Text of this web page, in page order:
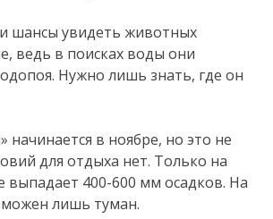
шансы увидеть животных
ведь в поисках воды они
Нужно лишь знать, где он
начинается в ноябре, но это не
для отдыха нет. Только на
выпадает 400-600 мм осадков. На
лишь туман.